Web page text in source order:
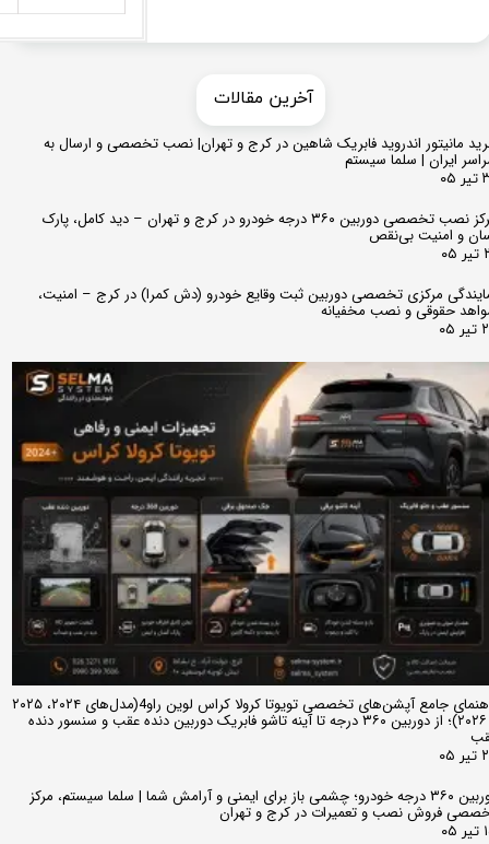
مانیتور اندروید فابریک شاهین در کرج و تهران| نصب تخصصی و ارسال به
ایران | سلما سیستم
مرکز نصب تخصصی دوربین ۳۶۰ درجه خودرو در کرج و تهران – دید کامل، پارک
و امنیت بی‌نقص
مرکزی تخصصی دوربین ثبت وقایع خودرو (دش کمرا) در کرج – امنیت،
حقوقی و نصب مخفیانه
راهنمای جامع آپشن‌های تخصصی تویوتا کرولا کراس لوین راو4(مدل‌های ۲۰۲۴، ۲۰۲۵
و ۲۰۲۶)؛ از دوربین ۳۶۰ درجه تا آینه تاشو فابریک دوربین دنده عقب و سنسور دنده
دوربین ۳۶۰ درجه خودرو؛ چشمی باز برای ایمنی و آرامش شما | سلما سیستم، مرکز
فروش نصب و تعمیرات در کرج و تهران
​​آخرین مقالات